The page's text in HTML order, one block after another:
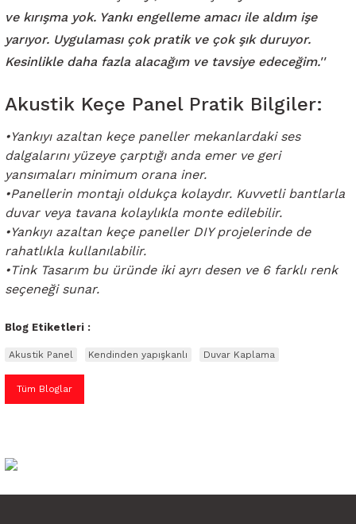
ve kırışma yok. Yankı engelleme amacı ile aldım işe
yarıyor. Uygulaması çok pratik ve çok şık duruyor.
Kesinlikle daha fazla alacağım ve tavsiye edeceğim.''
Akustik Keçe Panel Pratik Bilgiler:
•Yankıyı azaltan keçe paneller mekanlardaki ses
dalgalarını yüzeye çarptığı anda emer ve geri
yansımaları minimum orana iner.
•Panellerin montajı oldukça kolaydır. Kuvvetli bantlarla
duvar veya tavana kolaylıkla monte edilebilir.
•Yankıyı azaltan keçe paneller DIY projelerinde de
rahatlıkla kullanılabilir.
•Tink Tasarım bu üründe iki ayrı desen ve 6 farklı renk
seçeneği sunar.
Blog Etiketleri :
Akustik Panel Kendinden yapışkanlı Duvar Kaplama
Tüm Bloglar